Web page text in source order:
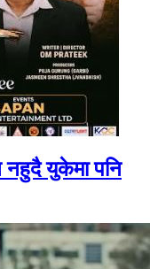
नहुदै युकेमा पनि